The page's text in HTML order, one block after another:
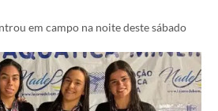
em campo na noite deste sábado